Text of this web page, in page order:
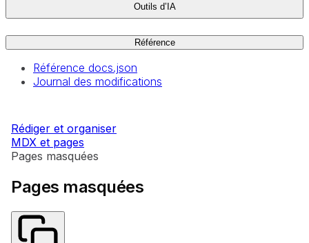
Outils d’IA
Référence
Référence docs.json
Journal des modifications
Rédiger et organiser
MDX et pages
Pages masquées
Pages masquées